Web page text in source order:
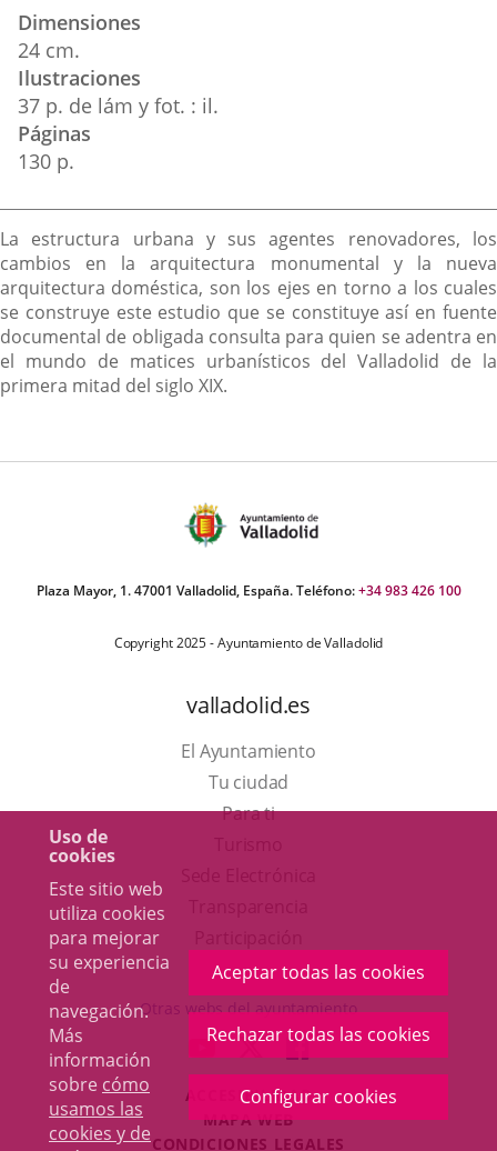
Uso de
cookies
Este sitio web
utiliza cookies
para mejorar
su experiencia
de
navegación.
Más
información
sobre cómo
usamos las
cookies y de
Aceptar todas las cookies
Rechazar todas las cookies
Configurar cookies
Dimensiones
24 cm.
Ilustraciones
37 p. de lám y fot. : il.
Páginas
130 p.
Descripción
La estructura urbana y sus agentes renovadores, los
cambios en la arquitectura monumental y la nueva
arquitectura doméstica, son los ejes en torno a los cuales
se construye este estudio que se constituye así en fuente
documental de obligada consulta para quien se adentra en
el mundo de matices urbanísticos del Valladolid de la
primera mitad del siglo XIX.
Plaza Mayor, 1. 47001 Valladolid, España. Teléfono:+34 983 426 100
Copyright 2025 - Ayuntamiento de Valladolid
valladolid.es
El Ayuntamiento
Tu ciudad
Para ti
en
una
ventana
nueva.
aplicación
externa.
Otras webs del ayuntamiento
ENLACE
A
UNA
APLICACIÓN
ENLACE
A
UNA
APLICACIÓN
ENLACE
A
UNA
ACCESIBILIDAD
MAPA WEB
CONDICIONES LEGALES